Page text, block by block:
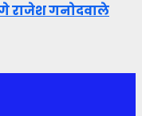
राजेश गनोदवाले